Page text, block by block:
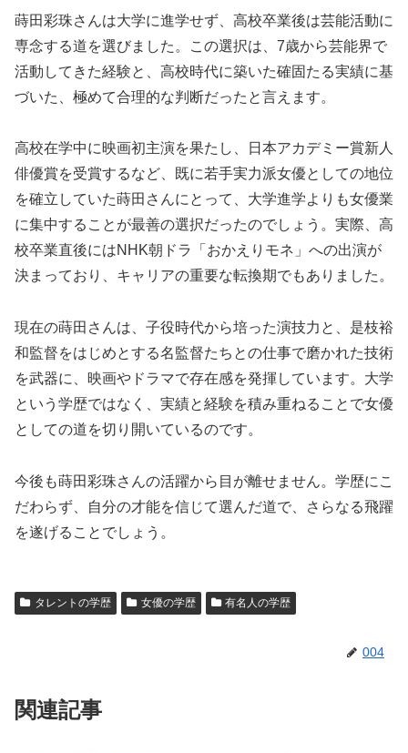
蒔田彩珠さんは大学に進学せず、高校卒業後は芸能活動に
専念する道を選びました。この選択は、7歳から芸能界で
活動してきた経験と、高校時代に築いた確固たる実績に基
づいた、極めて合理的な判断だったと言えます。
高校在学中に映画初主演を果たし、日本アカデミー賞新人
俳優賞を受賞するなど、既に若手実力派女優としての地位
を確立していた蒔田さんにとって、大学進学よりも女優業
に集中することが最善の選択だったのでしょう。実際、高
校卒業直後にはNHK朝ドラ「おかえりモネ」への出演が
決まっており、キャリアの重要な転換期でもありました。
現在の蒔田さんは、子役時代から培った演技力と、是枝裕
和監督をはじめとする名監督たちとの仕事で磨かれた技術
を武器に、映画やドラマで存在感を発揮しています。大学
という学歴ではなく、実績と経験を積み重ねることで女優
としての道を切り開いているのです。
今後も蒔田彩珠さんの活躍から目が離せません。学歴にこ
だわらず、自分の才能を信じて選んだ道で、さらなる飛躍
を遂げることでしょう。
タレントの学歴 女優の学歴 有名人の学歴
004
関連記事